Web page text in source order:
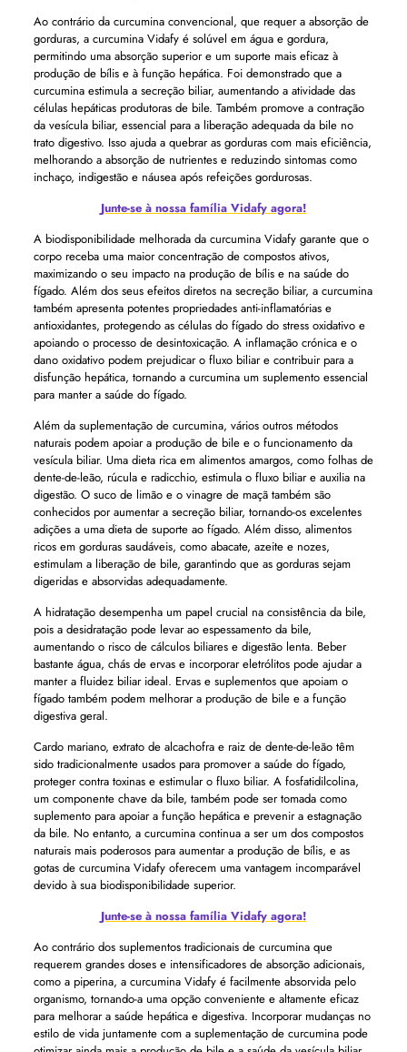
Ao contrário da curcumina convencional, que requer a absorção de
gorduras, a curcumina Vidafy é solúvel em água e gordura,
permitindo uma absorção superior e um suporte mais eficaz à
produção de bílis e à função hepática. Foi demonstrado que a
curcumina estimula a secreção biliar, aumentando a atividade das
células hepáticas produtoras de bile. Também promove a contração
da vesícula biliar, essencial para a liberação adequada da bile no
trato digestivo. Isso ajuda a quebrar as gorduras com mais eficiência,
melhorando a absorção de nutrientes e reduzindo sintomas como
inchaço, indigestão e náusea após refeições gordurosas.
Junte-se à nossa família Vidafy agora!
A biodisponibilidade melhorada da curcumina Vidafy garante que o
corpo receba uma maior concentração de compostos ativos,
maximizando o seu impacto na produção de bílis e na saúde do
fígado. Além dos seus efeitos diretos na secreção biliar, a curcumina
também apresenta potentes propriedades anti-inflamatórias e
antioxidantes, protegendo as células do fígado do stress oxidativo e
apoiando o processo de desintoxicação. A inflamação crónica e o
dano oxidativo podem prejudicar o fluxo biliar e contribuir para a
disfunção hepática, tornando a curcumina um suplemento essencial
para manter a saúde do fígado.
Além da suplementação de curcumina, vários outros métodos
naturais podem apoiar a produção de bile e o funcionamento da
vesícula biliar. Uma dieta rica em alimentos amargos, como folhas de
dente-de-leão, rúcula e radicchio, estimula o fluxo biliar e auxilia na
digestão. O suco de limão e o vinagre de maçã também são
conhecidos por aumentar a secreção biliar, tornando-os excelentes
adições a uma dieta de suporte ao fígado. Além disso, alimentos
ricos em gorduras saudáveis, como abacate, azeite e nozes,
estimulam a liberação de bile, garantindo que as gorduras sejam
digeridas e absorvidas adequadamente.
A hidratação desempenha um papel crucial na consistência da bile,
pois a desidratação pode levar ao espessamento da bile,
aumentando o risco de cálculos biliares e digestão lenta. Beber
bastante água, chás de ervas e incorporar eletrólitos pode ajudar a
manter a fluidez biliar ideal. Ervas e suplementos que apoiam o
fígado também podem melhorar a produção de bile e a função
digestiva geral.
Cardo mariano, extrato de alcachofra e raiz de dente-de-leão têm
sido tradicionalmente usados ​​para promover a saúde do fígado,
proteger contra toxinas e estimular o fluxo biliar. A fosfatidilcolina,
um componente chave da bile, também pode ser tomada como
suplemento para apoiar a função hepática e prevenir a estagnação
da bile. No entanto, a curcumina continua a ser um dos compostos
naturais mais poderosos para aumentar a produção de bílis, e as
gotas de curcumina Vidafy oferecem uma vantagem incomparável
devido à sua biodisponibilidade superior.
Junte-se à nossa família Vidafy agora!
Ao contrário dos suplementos tradicionais de curcumina que
requerem grandes doses e intensificadores de absorção adicionais,
como a piperina, a curcumina Vidafy é facilmente absorvida pelo
organismo, tornando-a uma opção conveniente e altamente eficaz
para melhorar a saúde hepática e digestiva. Incorporar mudanças no
estilo de vida juntamente com a suplementação de curcumina pode